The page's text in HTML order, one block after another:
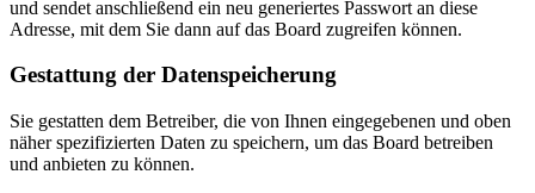
und sendet anschließend ein neu generiertes Passwort an diese
Adresse, mit dem Sie dann auf das Board zugreifen können.
Gestattung der Datenspeicherung
Sie gestatten dem Betreiber, die von Ihnen eingegebenen und oben
näher spezifizierten Daten zu speichern, um das Board betreiben
und anbieten zu können.